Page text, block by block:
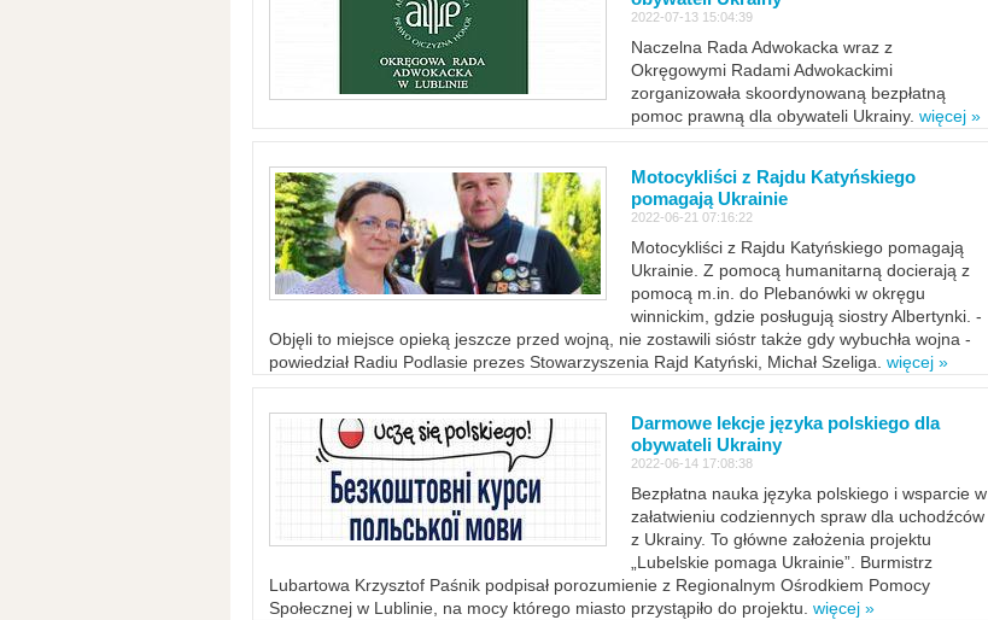
2022-07-13 15:04:39
Naczelna Rada Adwokacka wraz z
Okręgowymi Radami Adwokackimi
zorganizowała skoordynowaną bezpłatną
pomoc prawną dla obywateli Ukrainy. więcej »
Motocykliści z Rajdu Katyńskiego
pomagają Ukrainie
2022-06-21 07:16:22
Motocykliści z Rajdu Katyńskiego pomagają
Ukrainie. Z pomocą humanitarną docierają z
pomocą m.in. do Plebanówki w okręgu
winnickim, gdzie posługują siostry Albertynki. -
Objęli to miejsce opieką jeszcze przed wojną, nie zostawili sióstr także gdy wybuchła wojna -
powiedział Radiu Podlasie prezes Stowarzyszenia Rajd Katyński, Michał Szeliga. więcej »
Darmowe lekcje języka polskiego dla
obywateli Ukrainy
2022-06-14 17:08:38
Bezpłatna nauka języka polskiego i wsparcie w
załatwieniu codziennych spraw dla uchodźców
z Ukrainy. To główne założenia projektu
„Lubelskie pomaga Ukrainie”. Burmistrz
Lubartowa Krzysztof Paśnik podpisał porozumienie z Regionalnym Ośrodkiem Pomocy
Społecznej w Lublinie, na mocy którego miasto przystąpiło do projektu. więcej »